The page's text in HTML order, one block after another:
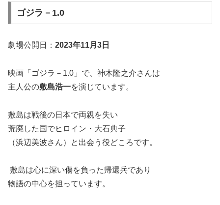
ゴジラ－1.0
劇場公開日： 2023年11月3日
映画「ゴジラ－1.0」で、神木隆之介さんは
主人公の敷島浩一を演じています。
敷島は戦後の日本で両親を失い
荒廃した国でヒロイン・大石典子
（浜辺美波さん）と出会う役どころです。
敷島は心に深い傷を負った帰還兵であり
物語の中心を担っています。